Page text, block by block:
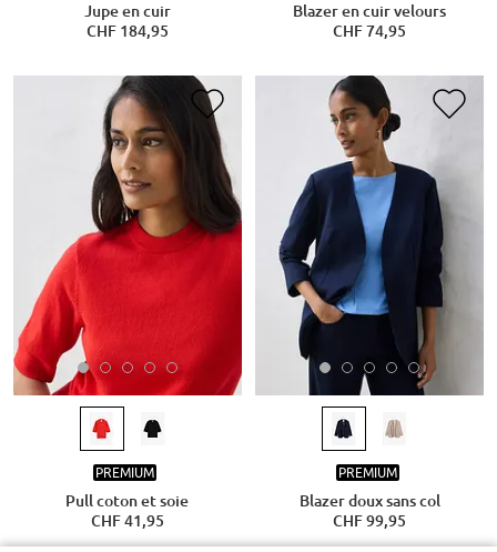
Jupe en cuir
CHF 184,95
Blazer en cuir velours
CHF 74,95
PREMIUM
Pull coton et soie
CHF 41,95
PREMIUM
Blazer doux sans col
CHF 99,95